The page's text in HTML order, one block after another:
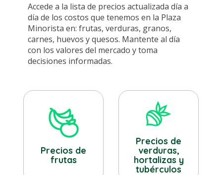
Accede a la lista de precios actualizada día a
día de los costos que tenemos en la Plaza
Minorista en: frutas, verduras, granos,
carnes, huevos y quesos. Mantente al día
con los valores del mercado y toma
decisiones informadas.
Precios de
frutas
Precios de
verduras,
hortalizas y
tubérculos